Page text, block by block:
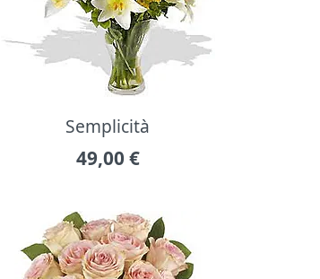
Semplicità
49,00 €